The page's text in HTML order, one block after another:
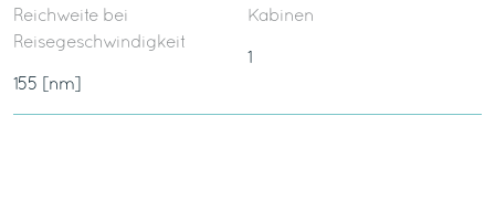
Reichweite bei
Reisegeschwindigkeit
155 [nm]
Kabinen